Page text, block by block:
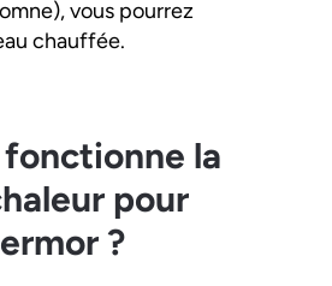
vous pourrez
chauffée.
la
pour
?